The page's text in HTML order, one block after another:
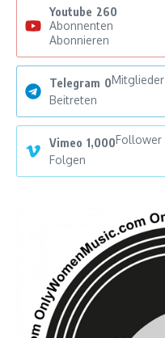
Youtube 260
Abonnenten
Abonnieren
Telegram 0Mitglieder
Beitreten
Vimeo 1,000Follower
Folgen